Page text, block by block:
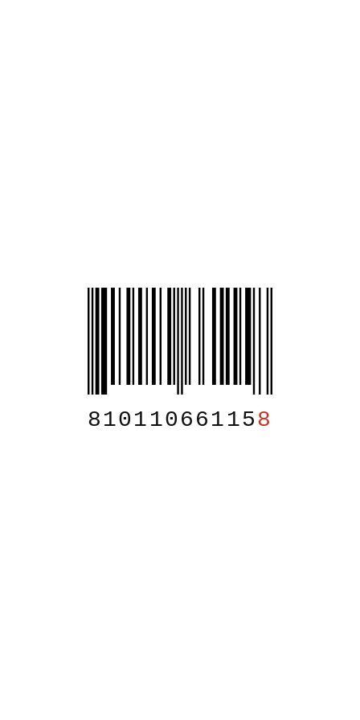
810110661158